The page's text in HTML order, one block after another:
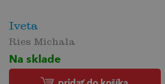
Iveta
Ries Michala
Na sklade